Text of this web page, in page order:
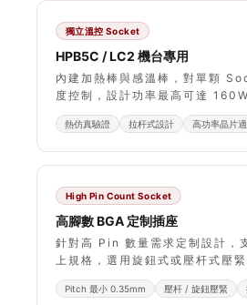
獨立溫控 Socket
HPB5C / LC2 機台專用
內建加熱棒與感溫棒，對單顆
度控制，設計功率最高可達 160W
熱仿真驗證 拉杆式設計 高功率晶片
High Pin Count Socket
高腳數 BGA 定制插座
針對高 Pin 數量需求定制設計
上規格，選用旋鈕式或壓杆式壓緊
Pitch 最小 0.35mm 壓杆 / 旋鈕壓緊